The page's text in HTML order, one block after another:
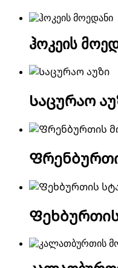
ჰოკეის
Საცურაო